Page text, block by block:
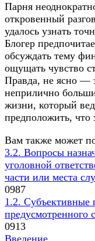
Парня
откровенный
удалось узнать
Блогер
обсуждать тему
ощущать чувство
Правда, не ясно —
неприлично
жизни, который
предположить, что
Вам также может
3.2. Вопросы
уголовной
части или места
0987
1.2. Субъективные
0913
Введение